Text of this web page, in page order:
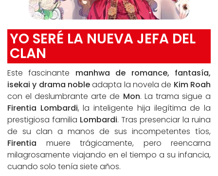
YO SERÉ LA NUEVA JEFA DEL
CLAN
Este fascinante manhwa de romance, fantasía,
isekai y drama nobleadapta la novela de Kim Roah
con el deslumbrante arte de Mon. La trama sigue a
Firentia Lombardi, la inteligente hija ilegítima de la
prestigiosa familia Lombardi. Tras presenciar la ruina
de su clan a manos de sus incompetentes tíos,
Firentia muere trágicamente, pero reencarna
milagrosamente viajando en el tiempo a su infancia,
cuando solo tenía siete años.